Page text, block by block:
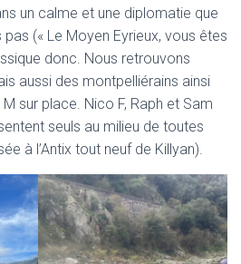
un calme et une diplomatie que
(« Le Moyen Eyrieux, vous êtes
donc. Nous retrouvons
aussi des montpelliérains ainsi
sur place. Nico F, Raph et Sam
seuls au milieu de toutes
à l’Antix tout neuf de Killyan).